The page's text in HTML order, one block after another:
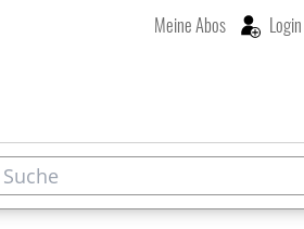
Meine Abos Login
Suche
Zeitschriftensuche